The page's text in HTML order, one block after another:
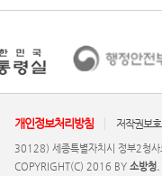
개인정보처리방침 저작권보
30128) 세종특별자치시 정부2청
COPYRIGHT(C) 2016 BY 소방청.